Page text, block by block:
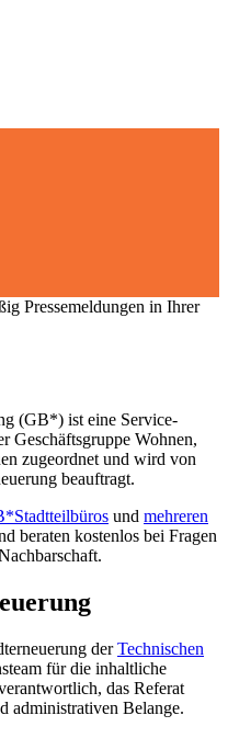
Pressemeldungen in Ihrer
(GB*) ist eine Service-
Geschäfts­gruppe Wohnen,
zugeordnet und wird von
beauftragt.
und mehreren
beraten kostenlos bei Fragen
derTechnischen
für die inhaltliche
das Referat
administrativen Belange.